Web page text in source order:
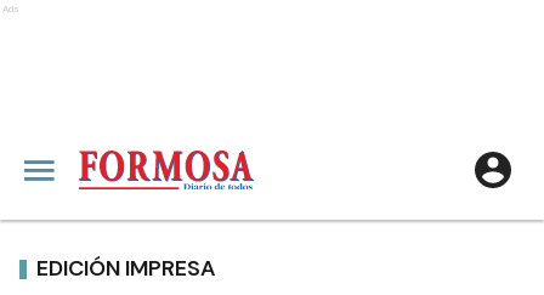
Ads
EDICIÓN IMPRESA